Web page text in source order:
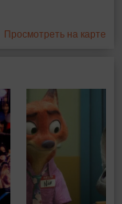
Просмотреть на карте